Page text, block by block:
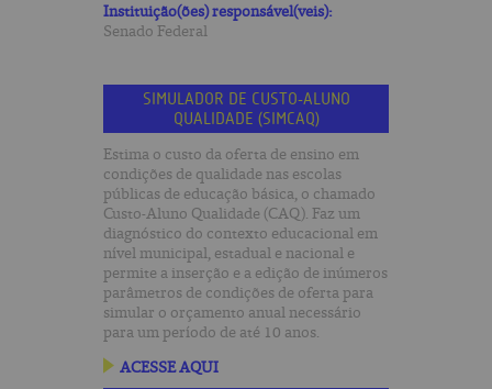
Instituição(ões) responsável(veis):
Senado Federal
SIMULADOR DE CUSTO-ALUNO
QUALIDADE (SIMCAQ)
Estima o custo da oferta de ensino em
condições de qualidade nas escolas
públicas de educação básica, o chamado
Custo-Aluno Qualidade (CAQ). Faz um
diagnóstico do contexto educacional em
nível municipal, estadual e nacional e
permite a inserção e a edição de inúmeros
parâmetros de condições de oferta para
simular o orçamento anual necessário
para um período de até 10 anos.
ACESSE AQUI